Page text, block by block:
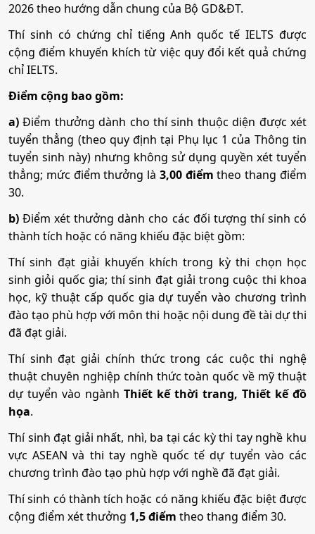
Mã ngành:7340301
Tổ hợp:A00; A01; B00; D01; D07; C01; C03; C04; C14;
X03; X23
Công nghệ kỹ thuật cơ khí
Mã ngành:7510201
Tổ hợp: A00; A01; B00; D01; D07; C01; C03; C04; C14;
X03; X23
Công nghệ kỹ thuật điện, điện tử
Mã ngành:7510301
Tổ hợp:A00; A01; B00; D01; D07; C01; C03; C04; C14;
X03; X23
Quản lý công nghiệp
Mã ngành: 7510601
Tổ hợp:
X03; X23
Mã ngành: 7540202
2026 theo hướng dẫn chung của Bộ GD&ĐT.
Thí sinh có chứng chỉ tiếng Anh quốc tế IELTS được
cộng điểm khuyến khích từ việc quy đổi kết quả chứng
chỉ IELTS.
Điểm cộng bao gồm:
a) Điểm thưởng dành cho thí sinh thuộc diện được xét
tuyển thẳng (theo quy định tại Phụ lục 1 của Thông tin
tuyển sinh này) nhưng không sử dụng quyền xét tuyển
thẳng; mức điểm thưởng là 3,00 điểm theo thang điểm
30.
b) Điểm xét thưởng dành cho các đối tượng thí sinh có
thành tích hoặc có năng khiếu đặc biệt gồm:
Thí sinh đạt giải khuyến khích trong kỳ thi chọn học
sinh giỏi quốc gia; thí sinh đạt giải trong cuộc thi khoa
học, kỹ thuật cấp quốc gia dự tuyển vào chương trình
đào tạo phù hợp với môn thi hoặc nội dung đề tài dự thi
đã đạt giải.
Thí sinh đạt giải chính thức trong các cuộc thi nghệ
thuật chuyên nghiệp chính thức toàn quốc về mỹ thuật
dự tuyển vào ngành Thiết kế thời trang, Thiết kế đồ
họa.
Thí sinh đạt giải nhất, nhì, ba tại các kỳ thi tay nghề khu
vực ASEAN và thi tay nghề quốc tế dự tuyển vào các
chương trình đào tạo phù hợp với nghề đã đạt giải.
Thí sinh có thành tích hoặc có năng khiếu đặc biệt được
cộng điểm xét thưởng 1,5 điểm theo thang điểm 30.